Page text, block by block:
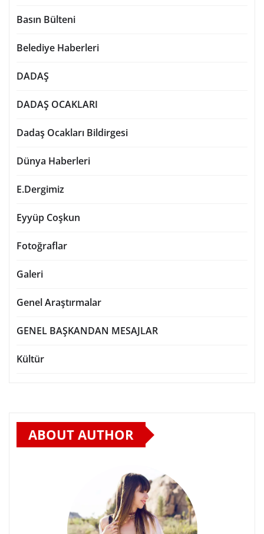
Basın Bülteni
Belediye Haberleri
DADAŞ
DADAŞ OCAKLARI
Dadaş Ocakları Bildirgesi
Dünya Haberleri
E.Dergimiz
Eyyüp Coşkun
Fotoğraflar
Galeri
Genel Araştırmalar
GENEL BAŞKANDAN MESAJLAR
Kültür
ABOUT AUTHOR